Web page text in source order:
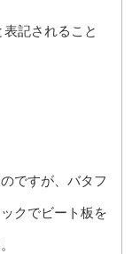
記されること
ですが、バタフ
クでビート板を